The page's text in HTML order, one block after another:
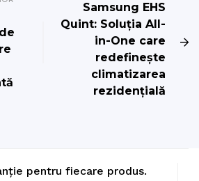
Samsung EHS
Quint: Soluția All-
in-One care
redefinește
climatizarea
rezidențială
pentru fiecare produs.